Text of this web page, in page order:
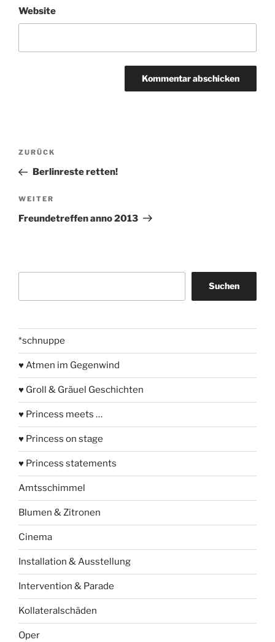
Website
Beitragsnavigation
Vorheriger
Beitrag
ZURÜCK
Berlinreste retten!
Nächster
Beitrag
WEITER
Freundetreffen anno 2013
Suchen
*schnuppe
♥ Atmen im Gegenwind
♥ Groll & Gräuel Geschichten
♥ Princess meets …
♥ Princess on stage
♥ Princess statements
Amtsschimmel
Blumen & Zitronen
Cinema
Installation & Ausstellung
Intervention & Parade
Kollateralschäden
Oper